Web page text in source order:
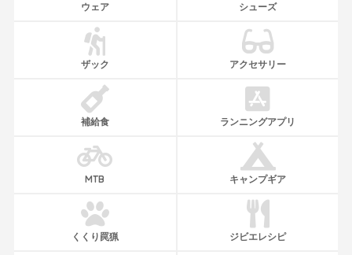
ウェア シューズ
ザック アクセサリー
補給食 ランニングアプリ
MTB キャンプギア
くくり罠猟 ジビエレシピ